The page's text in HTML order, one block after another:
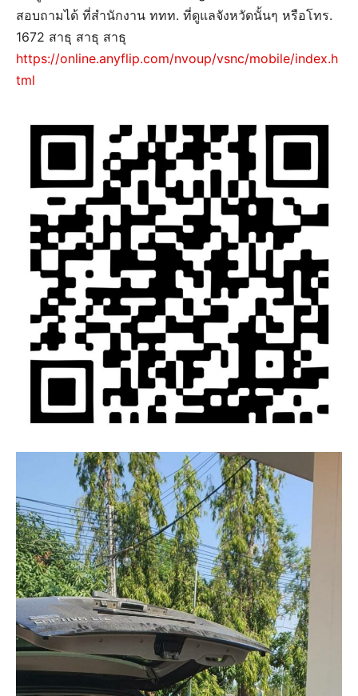
สอบถามได้ ที่สำนักงาน ททท. ที่ดูแลจังหวัดนั้นๆ หรือโทร.
1672 สาธุ สาธุ สาธุ
https://online.anyflip.com/nvoup/vsnc/mobile/index.h
tml